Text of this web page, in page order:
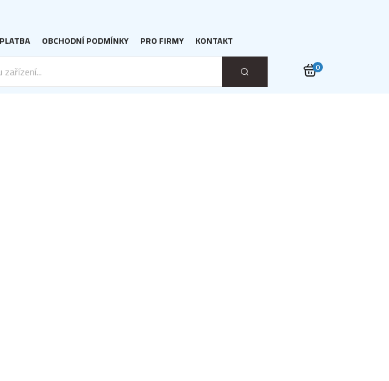
OBCHODNÍ PODMÍNKY PRO FIRMY KONTAKT
0